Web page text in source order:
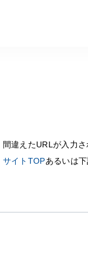
違えたURLが入力
サイトTOPあるいは